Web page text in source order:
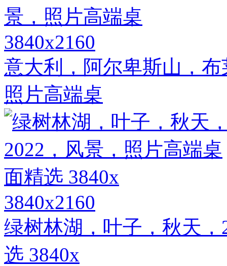
3840x2160
意大利，阿尔卑斯山，
照片高端桌
3840x2160
绿树林湖，叶子，秋天
选 3840x